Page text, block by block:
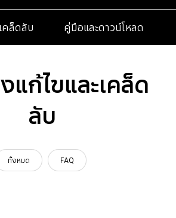
คล็ดลับ คู่มือและดาวน์โหลด
แก้ไขและเคล็ด
ลับ
ทั้งหมด FAQ